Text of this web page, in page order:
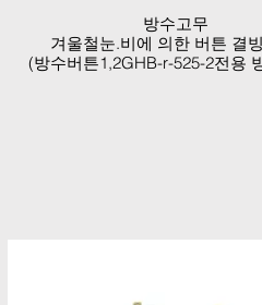
방수고무
겨울철눈.비에 의한 버튼 결
(방수버튼1,2GHB-r-525-2전용